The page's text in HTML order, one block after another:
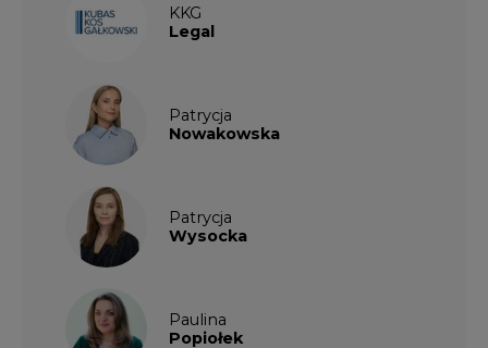
KKG
Legal
Patrycja
Nowakowska
Patrycja
Wysocka
Paulina
Popiołek